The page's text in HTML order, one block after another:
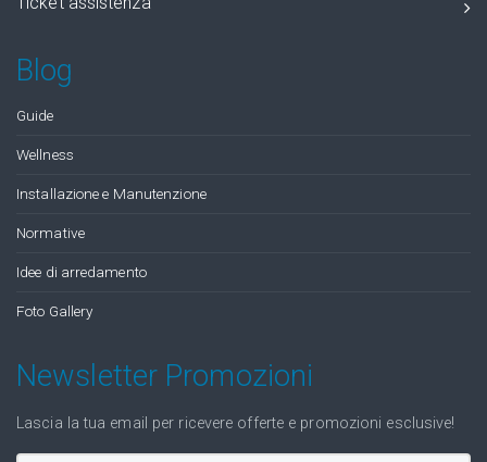
Blog
Guide
Wellness
Installazione e Manutenzione
Normative
Idee di arredamento
Foto Gallery
Newsletter Promozioni
Lascia la tua email per ricevere offerte e promozioni esclusive!